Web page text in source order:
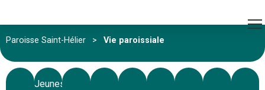
Paroisse Saint-Hélier > Vie paroissiale
Jeunes